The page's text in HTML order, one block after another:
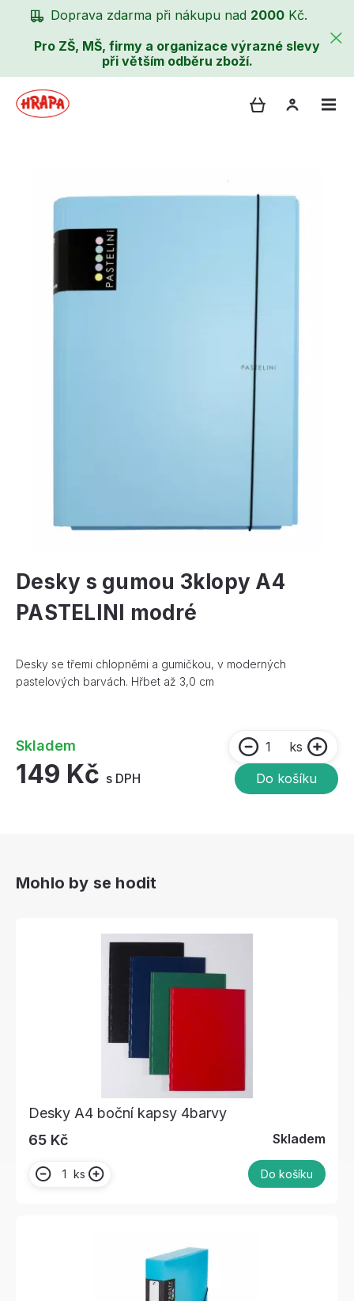
Doprava zdarma při nákupu nad 2000 Kč.
Pro ZŠ, MŠ, firmy a organizace výrazné slevy
při větším odběru zboží.
Desky s gumou 3klopy A4
PASTELINI modré
Desky se třemi chlopněmi a gumičkou, v moderných
pastelových barvách. Hřbet až 3,0 cm
Skladem
149 Kč s DPH
ks
Do košíku
Mohlo by se hodit
Desky A4 boční kapsy 4barvy
65 Kč
Skladem
ks Do košíku